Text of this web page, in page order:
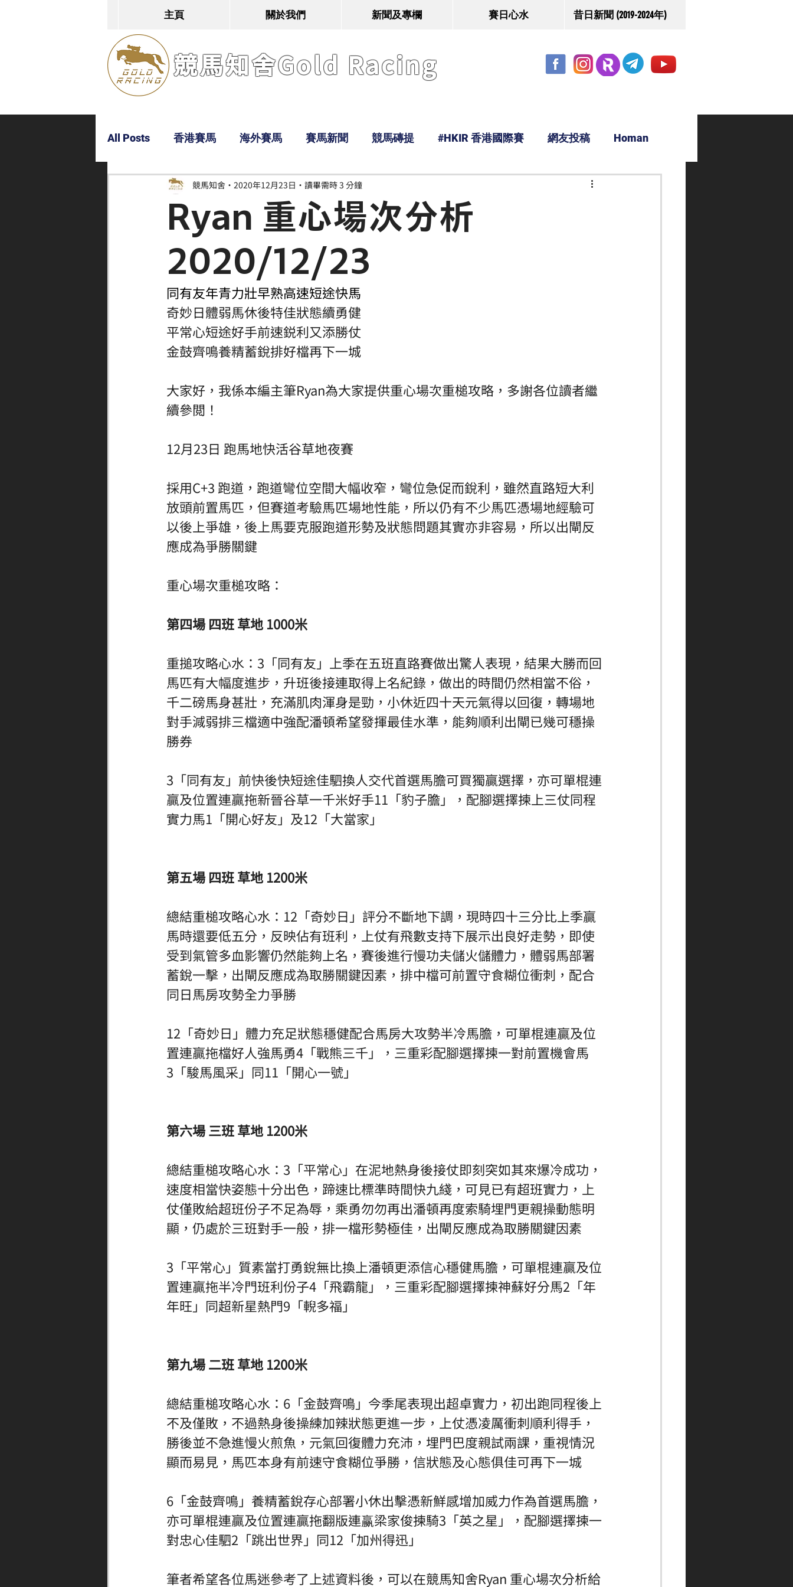
主頁 關於我們 新聞及專欄 賽日心水 昔日新聞 (2019-2024年)
競馬知舍Gold Racing
All Posts 香港賽馬 海外賽馬 賽馬新聞 競馬磚提 #HKIR 香港國際賽 網友投稿 Homan
Bobby 超仔 Tony 鹿 經典戰線
Ryan 重心場次分析
2020/12/23
競馬知舍 2020年12月23日 讀畢需時 3 分鐘
同有友年青力壯早熟高速短途快馬
奇妙日體弱馬休後特佳狀態續勇健
平常心短途好手前速鋭利又添勝仗
金鼓齊鳴養精蓄銳排好檔再下一城
大家好，我係本編主筆Ryan為大家提供重心場次重槌攻略，多謝各位讀者繼
續參閲！
12月23日 跑馬地快活谷草地夜賽
採用C+3 跑道，跑道彎位空間大幅收窄，彎位急促而銳利，雖然直路短大利
放頭前置馬匹，但賽道考驗馬匹場地性能，所以仍有不少馬匹憑場地經驗可
以後上爭雄，後上馬要克服跑道形勢及狀態問題其實亦非容易，所以出閘反
應成為爭勝關鍵
重心場次重槌攻略：
第四場 四班 草地 1000米
重搥攻略心水：3「同有友」上季在五班直路賽做出驚人表現，結果大勝而回
馬匹有大幅度進步，升班後接連取得上名紀錄，做出的時間仍然相當不俗，
千二磅馬身甚壯，充滿肌肉渾身是勁，小休近四十天元氣得以回復，轉場地
對手減弱排三檔適中強配潘頓希望發揮最佳水準，能夠順利出閘已幾可穩操
勝券
3「同有友」前快後快短途佳駟換人交代首選馬膽可買獨贏選擇，亦可單棍連
贏及位置連贏拖新晉谷草一千米好手11「豹子膽」，配腳選擇揀上三仗同程
實力馬1「開心好友」及12「大當家」
第五場 四班 草地 1200米
總結重槌攻略心水：12「奇妙日」評分不斷地下調，現時四十三分比上季贏
馬時還要低五分，反映佔有班利，上仗有飛數支持下展示出良好走勢，即使
受到氣管多血影響仍然能夠上名，賽後進行慢功夫儲火儲體力，體弱馬部署
蓄銳一擊，出閘反應成為取勝關鍵因素，排中檔可前置守食糊位衝刺，配合
同日馬房攻勢全力爭勝
12「奇妙日」體力充足狀態穩健配合馬房大攻勢半冷馬膽，可單棍連贏及位
置連贏拖檔好人強馬勇4「戰熊三千」，三重彩配腳選擇揀一對前置機會馬
3「駿馬風采」同11「開心一號」
第六場 三班 草地 1200米
總結重槌攻略心水：3「平常心」在泥地熱身後接仗即刻突如其來爆冷成功，
速度相當快姿態十分出色，蹄速比標準時間快九綫，可見已有超班實力，上
仗僅敗給超班份子不足為辱，乘勇勿勿再出潘頓再度索騎埋門更親操動態明
顯，仍處於三班對手一般，排一檔形勢極佳，出閘反應成為取勝關鍵因素
3「平常心」質素當打勇銳無比換上潘頓更添信心穩健馬膽，可單棍連贏及位
置連贏拖半冷門班利份子4「飛霸龍」，三重彩配腳選擇揀神蘇好分馬2「年
年旺」同超新星熱門9「輗多福」
第九場 二班 草地 1200米
總結重槌攻略心水：6「金鼓齊鳴」今季尾表現出超卓實力，初出跑同程後上
不及僅敗，不過熱身後操練加辣狀態更進一步，上仗憑凌厲衝刺順利得手，
勝後並不急進慢火煎魚，元氣回復體力充沛，埋門巴度親試兩課，重視情況
顯而易見，馬匹本身有前速守食糊位爭勝，信狀態及心態俱佳可再下一城
6「金鼓齊鳴」養精蓄銳存心部署小休出擊憑新鮮感增加威力作為首選馬膽，
亦可單棍連贏及位置連贏拖翻版連赢梁家俊揀騎3「英之星」，配腳選擇揀一
對忠心佳駟2「跳出世界」同12「加州得迅」
筆者希望各位馬迷參考了上述資料後，可以在競馬知舍Ryan 重心場次分析給